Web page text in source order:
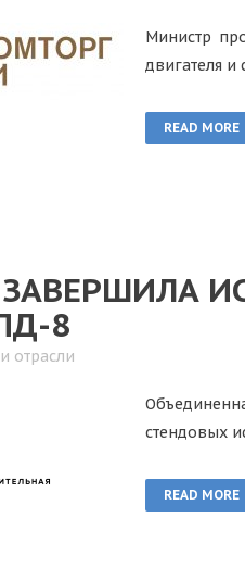
Министр
двигателя и
READ MORE
8
отрасли
стендовых
READ MORE